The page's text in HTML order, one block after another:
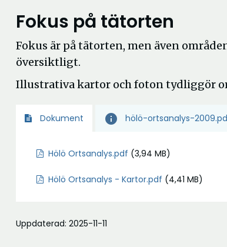
Fokus på tätorten
Fokus är på tätorten, men även
översiktligt.
Illustrativa kartor och foton tydliggör
Dokument info hölö-ortsanalys-
Hölö Ortsanalys.pdf (3,94 MB)
Hölö Ortsanalys - Kartor.pdf (4,41 MB)
Uppdaterad: 2025-11-11